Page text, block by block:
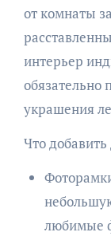
от комнаты
интерьер
обязательно
украшения
Что
любимые